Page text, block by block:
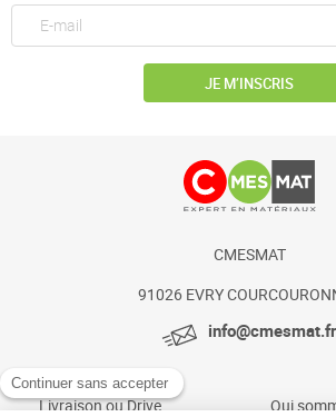
JE M’INSCRIS
CMESMAT
91026 EVRY
info@cmesmat.fr
Livraison ou Drive Qui